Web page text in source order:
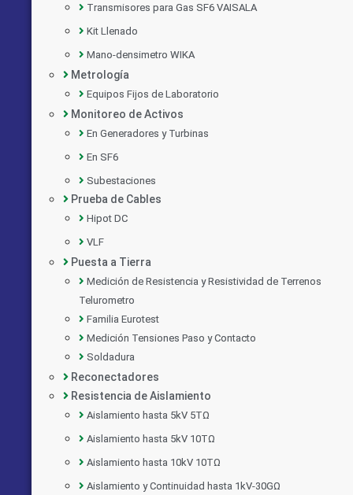
Transmisores para Gas SF6 VAISALA
Kit Llenado
Mano-densimetro WIKA
Metrología
Equipos Fijos de Laboratorio
Monitoreo de Activos
En Generadores y Turbinas
En SF6
Subestaciones
Prueba de Cables
Hipot DC
VLF
Puesta a Tierra
Medición de Resistencia y Resistividad de Terrenos
Telurometro
Familia Eurotest
Medición Tensiones Paso y Contacto
Soldadura
Reconectadores
Resistencia de Aislamiento
Aislamiento hasta 5kV 5TΩ
Aislamiento hasta 5kV 10TΩ
Aislamiento hasta 10kV 10TΩ
Aislamiento y Continuidad hasta 1kV-30GΩ